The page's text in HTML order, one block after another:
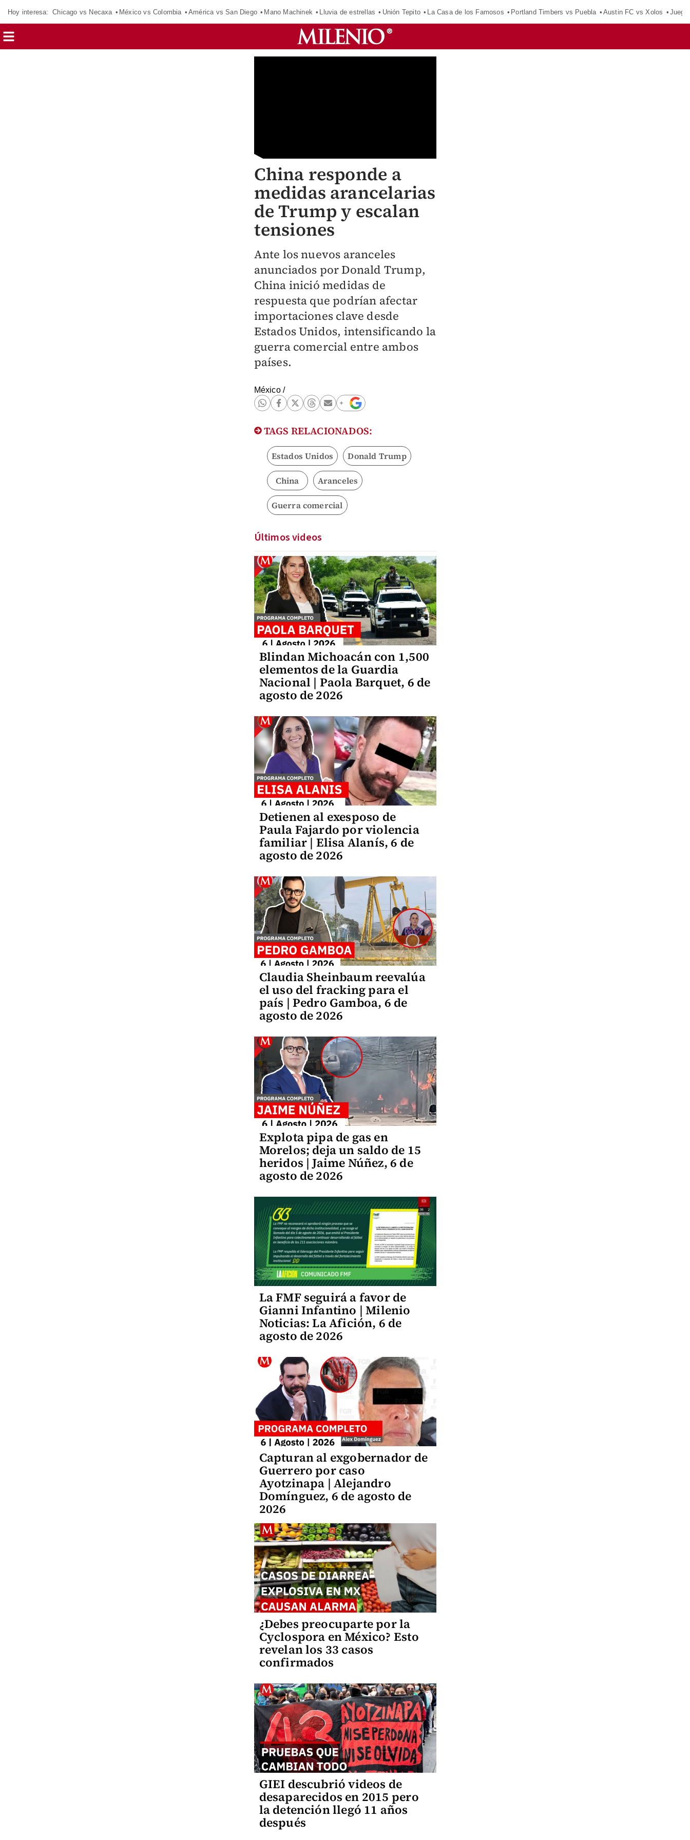
Hoy interesa: Chicago vs Necaxa México vs Colombia América vs San Diego Mano Machinek Lluvia de estrellas Unión Tepito La Casa de los Famosos Portland Timbers vs Puebla Austin FC vs Xolos
China responde a
medidas arancelarias
de Trump y escalan
tensiones
Ante los nuevos aranceles
anunciados por Donald Trump,
China inició medidas de
respuesta que podrían afectar
importaciones clave desde
Estados Unidos, intensificando la
guerra comercial entre ambos
países.
México/
TAGS RELACIONADOS:
Estados Unidos Donald Trump
China Aranceles
Guerra comercial
Últimos videos
Blindan Michoacán con 1,500
elementos de la Guardia
Nacional | Paola Barquet, 6 de
agosto de 2026
Detienen al exesposo de
Paula Fajardo por violencia
familiar | Elisa Alanís, 6 de
agosto de 2026
Claudia Sheinbaum reevalúa
el uso del fracking para el
país | Pedro Gamboa, 6 de
agosto de 2026
Explota pipa de gas en
Morelos; deja un saldo de 15
heridos | Jaime Núñez, 6 de
agosto de 2026
La FMF seguirá a favor de
Gianni Infantino | Milenio
Noticias: La Afición, 6 de
agosto de 2026
Capturan al exgobernador de
Guerrero por caso
Ayotzinapa | Alejandro
Domínguez, 6 de agosto de
2026
¿Debes preocuparte por la
Cyclospora en México? Esto
revelan los 33 casos
confirmados
GIEI descubrió videos de
desaparecidos en 2015 pero
la detención llegó 11 años
después